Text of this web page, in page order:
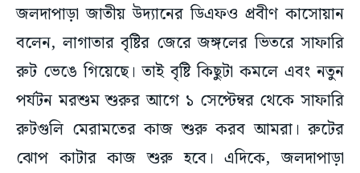
জলদাপাড়া জাতীয় উদ্যানের ডিএফও প্রবীণ কাসোয়ান
বলেন, লাগাতার বৃষ্টির জেরে জঙ্গলের ভিতরে সাফারি
রুট ভেঙে গিয়েছে। তাই বৃষ্টি কিছুটা কমলে এবং নতুন
পর্যটন মরশুম শুরুর আগে ১ সেপ্টেম্বর থেকে সাফারি
রুটগুলি মেরামতের কাজ শুরু করব আমরা। রুটের
ঝোপ কাটার কাজ শুরু হবে। এদিকে, জলদাপাড়া